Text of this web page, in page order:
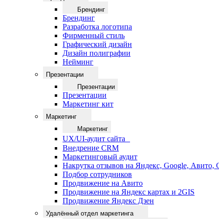
Брендинг
Брендинг
Разработка логотипа
Фирменный стиль
Графический дизайн
Дизайн полиграфии
Нейминг
Презентации
Презентации
Презентации
Маркетинг кит
Маркетинг
Маркетинг
UX/UI-аудит сайта
Внедрение CRM
Маркетинговый аудит
Накрутка отзывов на Яндекс, Google,
Подбор сотрудников
Продвижение на Авито
Продвижение на Яндекс картах и 2GIS
Продвижение Яндекс Дзен
Удалённый отдел маркетинга